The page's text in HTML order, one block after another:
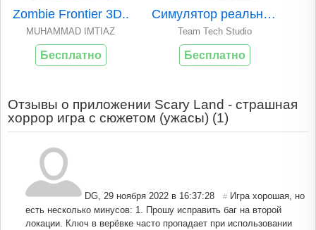
Zombie Frontier 3D..
MUHAMMAD IMTIAZ
Бесплатно
Симулятор реальног..
Team Tech Studio
Бесплатно
Отзывы о приложении Scary Land - страшная
хоррор игра с сюжетом (ужасы) (1)
DG, 29 ноября 2022 в 16:37:28 # Игра хорошая, но
есть несколько минусов: 1. Прошу исправить баг на второй
локации. Ключ в верёвке часто пропадает при использовании